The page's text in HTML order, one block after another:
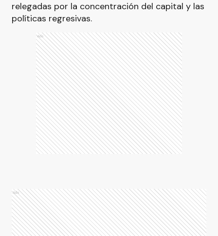
relegadas por la concentración del capital y las
políticas regresivas.
Ads
Ads